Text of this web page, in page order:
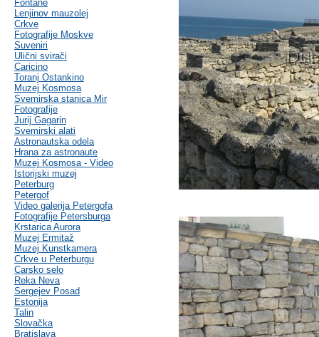
Fontane
Lenjinov mauzolej
Crkve
Fotografije Moskve
Suveniri
Ulični svirači
Caricino
Toranj Ostankino
Muzej Kosmosa
Svemirska stanica Mir
Fotografije
Jurij Gagarin
Svemirski alati
Astronautska odela
Hrana za astronaute
Muzej Kosmosa - Video
Istorijski muzej
Peterburg
Petergof
Video galerija Petergofa
Fotografije Petersburga
Krstarica Aurora
Muzej Ermitaž
Muzej Kunstkamera
Crkve u Peterburgu
Carsko selo
Reka Neva
Sergejev Posad
Estonija
Talin
Slovačka
Bratislava